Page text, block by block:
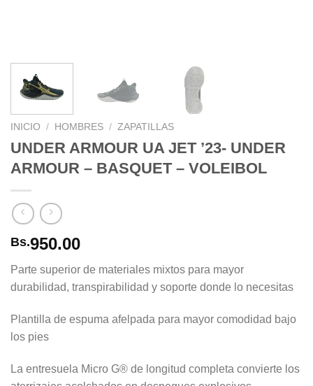
INICIO / HOMBRES / ZAPATILLAS
UNDER ARMOUR UA JET ’23- UNDER
ARMOUR – BASQUET – VOLEIBOL
Bs.950.00
Parte superior de materiales mixtos para mayor
durabilidad, transpirabilidad y soporte donde lo necesitas
Plantilla de espuma afelpada para mayor comodidad bajo
los pies
La entresuela Micro G® de longitud completa convierte los